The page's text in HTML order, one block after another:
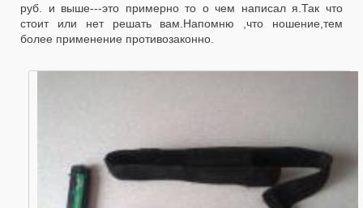
руб. и выше---это примерно то о чем написал я.Так что
стоит или нет решать вам.Напомню ,что ношение,тем
более применение противозаконно.